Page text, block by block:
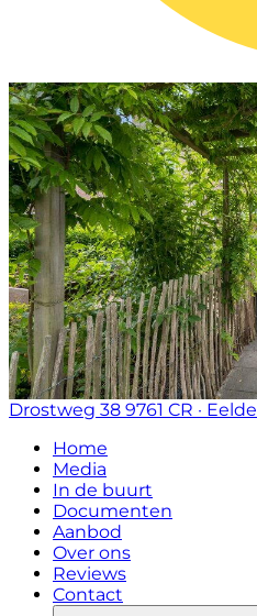
Drostweg 38 9761 CR · Eelde
Home
Media
In de buurt
Documenten
Aanbod
Over ons
Reviews
Contact